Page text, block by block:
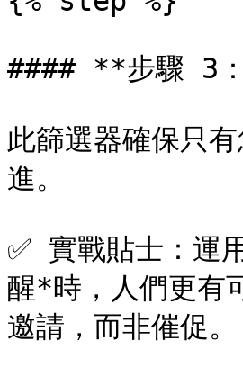
#### **步驟 3：
此篩選器確保只
進。
✅ 實戰貼士：運
醒*時，人們更有
邀請，而非催促。